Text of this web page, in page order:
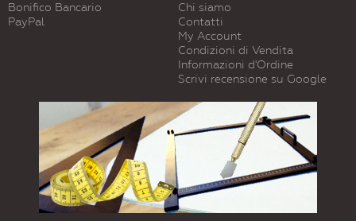
Bonifico Bancario
PayPal
Chi siamo
Contatti
My Account
Condizioni di Vendita
Informazioni d'Ordine
Scrivi recensione su Google